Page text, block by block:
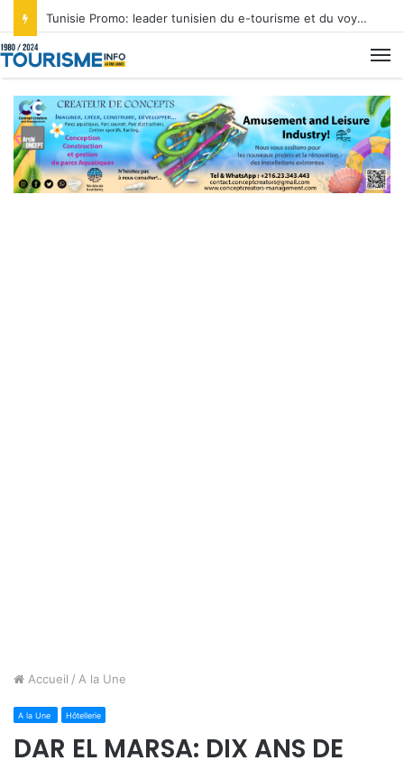
Tunisie Promo: leader tunisien du e-tourisme et du voyage sur mesure
Accueil / A la Une
A la Une Hôtellerie
DAR EL MARSA: DIX ANS DE